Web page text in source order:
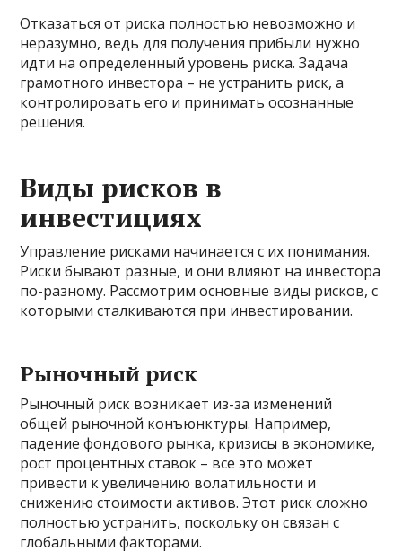
Отказаться от риска полностью невозможно и
неразумно, ведь для получения прибыли нужно
идти на определенный уровень риска. Задача
грамотного инвестора – не устранить риск, а
контролировать его и принимать осознанные
решения.
Виды рисков в
инвестициях
Управление рисками начинается с их понимания.
Риски бывают разные, и они влияют на инвестора
по-разному. Рассмотрим основные виды рисков, с
которыми сталкиваются при инвестировании.
Рыночный риск
Рыночный риск возникает из-за изменений
общей рыночной конъюнктуры. Например,
падение фондового рынка, кризисы в экономике,
рост процентных ставок – все это может
привести к увеличению волатильности и
снижению стоимости активов. Этот риск сложно
полностью устранить, поскольку он связан с
глобальными факторами.